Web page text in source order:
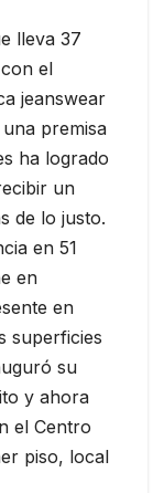
lleva 37
el
jeanswear
premisa
ha logrado
un
de lo justo.
en 51
en
en
superficies
su
y ahora
el Centro
piso, local